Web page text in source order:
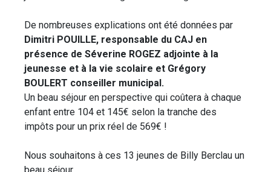
De nombreuses explications ont été données par
Dimitri POUILLE, responsable du CAJ en
présence de Séverine ROGEZ adjointe à la
jeunesse et à la vie scolaire et Grégory
BOULERT conseiller municipal.
Un beau séjour en perspective qui coûtera à chaque
enfant entre 104 et 145€ selon la tranche des
impôts pour un prix réel de 569€ !
Nous souhaitons à ces 13 jeunes de Billy Berclau un